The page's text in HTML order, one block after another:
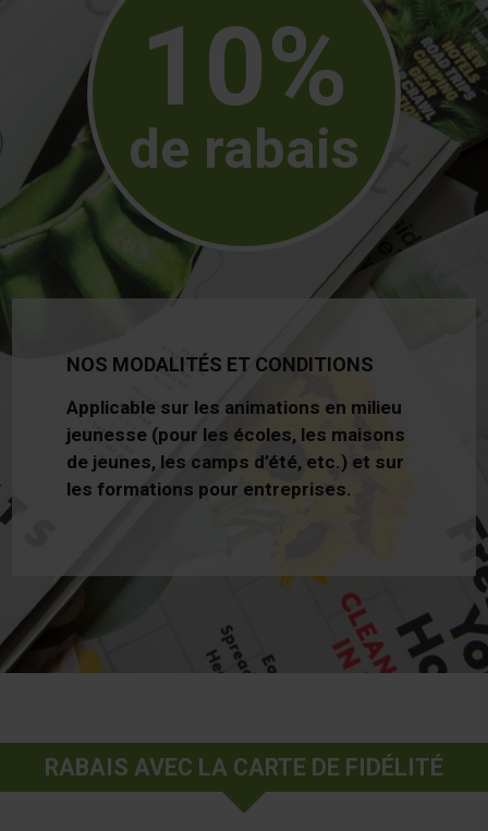
10%
de rabais
NOS MODALITÉS ET CONDITIONS
Applicable sur les animations en milieu
jeunesse (pour les écoles, les maisons
de jeunes, les camps d’été, etc.) et sur
les formations pour entreprises.
RABAIS AVEC LA CARTE DE FIDÉLITÉ